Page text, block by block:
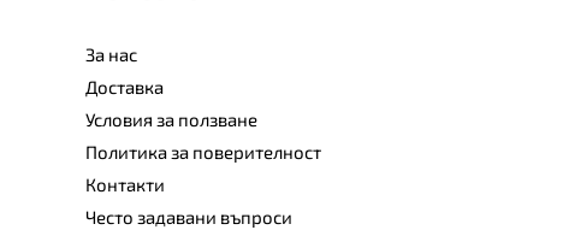
За нас
Доставка
Условия за ползване
Политика за поверителност
Контакти
Често задавани въпроси